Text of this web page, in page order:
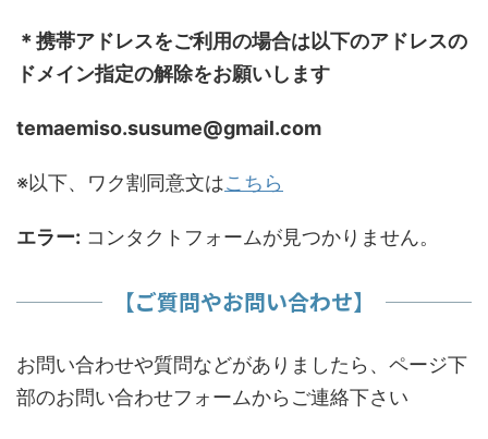
＊携帯アドレスをご利用の場合は以下のアドレスの
ドメイン指定の解除をお願いします
temaemiso.susume@gmail.com
※以下、ワク割同意文はこちら
エラー: コンタクトフォームが見つかりません。
【ご質問やお問い合わせ】
お問い合わせや質問などがありましたら、ページ下
部のお問い合わせフォームからご連絡下さい